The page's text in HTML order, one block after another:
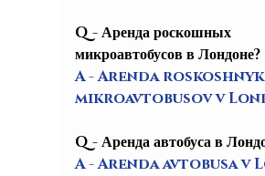
Q - Аренда роскошных
микроавтобусов в Лондоне?
A - Arenda
mikroavtobusov v
Q - Аренда автобуса в
A - Arenda avtobusa v